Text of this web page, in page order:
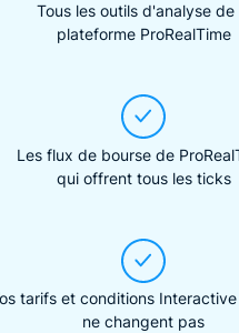
Tous les outils d'analyse de
plateforme ProRealTime
Les flux de bourse de
qui offrent tous les ticks
tarifs et conditions
ne changent pas